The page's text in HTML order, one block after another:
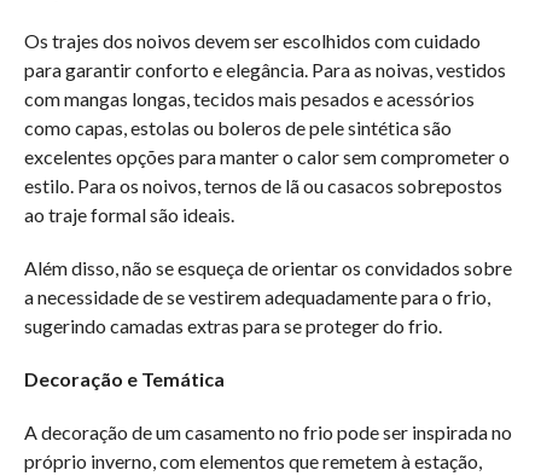
Os trajes dos noivos devem ser escolhidos com cuidado
para garantir conforto e elegância. Para as noivas, vestidos
com mangas longas, tecidos mais pesados e acessórios
como capas, estolas ou boleros de pele sintética são
excelentes opções para manter o calor sem comprometer o
estilo. Para os noivos, ternos de lã ou casacos sobrepostos
ao traje formal são ideais.
Além disso, não se esqueça de orientar os convidados sobre
a necessidade de se vestirem adequadamente para o frio,
sugerindo camadas extras para se proteger do frio.
Decoração e Temática
A decoração de um casamento no frio pode ser inspirada no
próprio inverno, com elementos que remetem à estação,